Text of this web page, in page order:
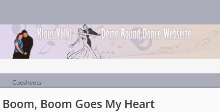
Cuesheets
Boom, Boom Goes My Heart